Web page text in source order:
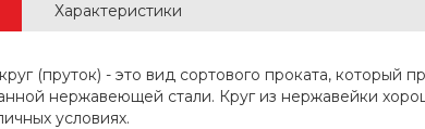
Характеристики
(пруток) - это вид сортового проката, который
нержавеющей стали. Круг из нержавейки
условиях.